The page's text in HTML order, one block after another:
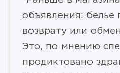
объявления: белье
возврату или
Это, по мнению
продиктовано